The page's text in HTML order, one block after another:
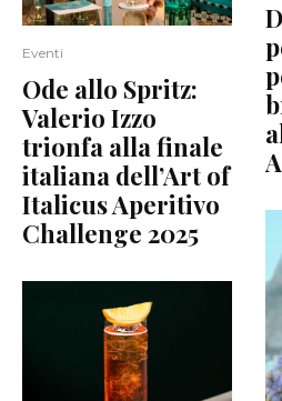
Eventi
Ode allo Spritz:
Valerio Izzo
trionfa alla finale
italiana dell’Art of
Italicus Aperitivo
Challenge 2025